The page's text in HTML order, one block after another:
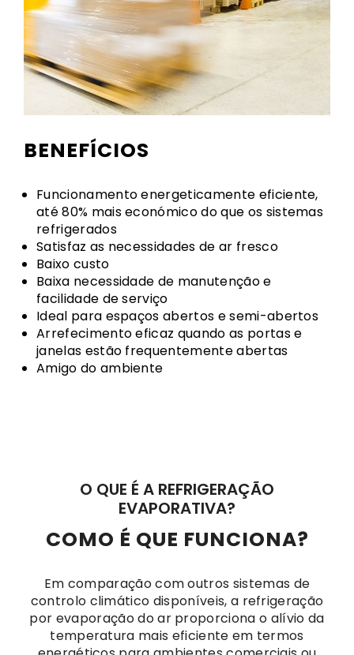
BENEFÍCIOS
Funcionamento energeticamente eficiente,
até 80% mais económico do que os sistemas
refrigerados
Satisfaz as necessidades de ar fresco
Baixo custo
Baixa necessidade de manutenção e
facilidade de serviço
Ideal para espaços abertos e semi-abertos
Arrefecimento eficaz quando as portas e
janelas estão frequentemente abertas
Amigo do ambiente
O QUE É A REFRIGERAÇÃO
EVAPORATIVA?
COMO É QUE FUNCIONA?
Em comparação com outros sistemas de
controlo climático disponíveis, a refrigeração
por evaporação do ar proporciona o alívio da
temperatura mais eficiente em termos